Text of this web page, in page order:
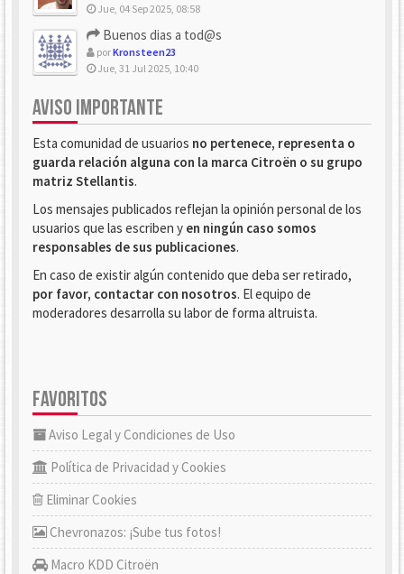
Jue, 04 Sep 2025, 08:58
Buenos dias a tod@s
porKronsteen23
Jue, 31 Jul 2025, 10:40
AVISO IMPORTANTE
Esta comunidad de usuarios no pertenece, representa o
guarda relación alguna con la marca Citroën o su grupo
matriz Stellantis.
Los mensajes publicados reflejan la opinión personal de los
usuarios que las escriben y en ningún caso somos
responsables de sus publicaciones.
En caso de existir algún contenido que deba ser retirado,
por favor, contactar con nosotros. El equipo de
moderadores desarrolla su labor de forma altruista.
FAVORITOS
Aviso Legal y Condiciones de Uso
Política de Privacidad y Cookies
Eliminar Cookies
Chevronazos: ¡Sube tus fotos!
Macro KDD Citroën